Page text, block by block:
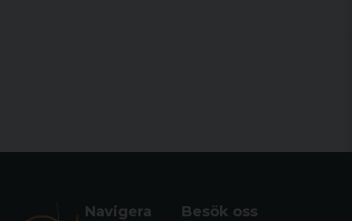
Navigera Besök oss